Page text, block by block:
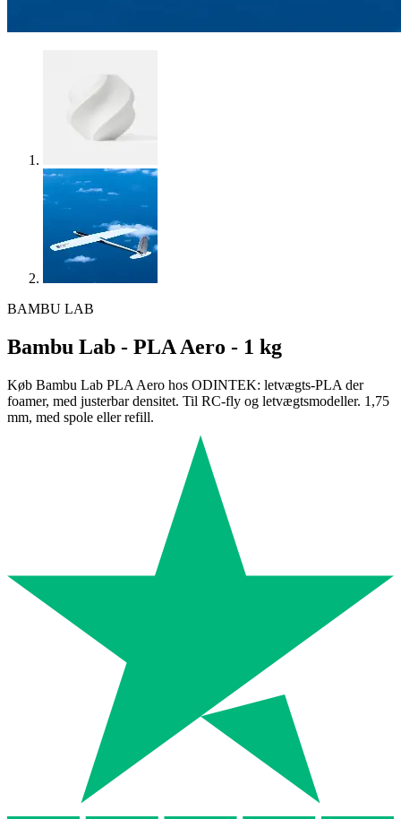
BAMBU LAB
Bambu Lab - PLA Aero - 1 kg
Køb Bambu Lab PLA Aero hos ODINTEK: letvægts-PLA der
foamer, med justerbar densitet. Til RC-fly og letvægtsmodeller. 1,75
mm, med spole eller refill.